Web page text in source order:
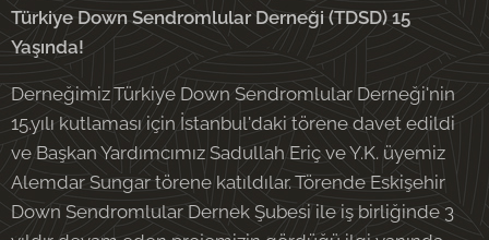
Türkiye Down Sendromlular Derneği (TDSD) 15
Yaşında!
Derneğimiz Türkiye Down Sendromlular Derneği'nin
15.yılı kutlaması için İstanbul'daki törene davet edildi
ve Başkan Yardımcımız Sadullah Eriç ve Y.K. üyemiz
Alemdar Sungar törene katıldılar. Törende Eskişehir
Down Sendromlular Dernek Şubesi ile iş birliğinde 3